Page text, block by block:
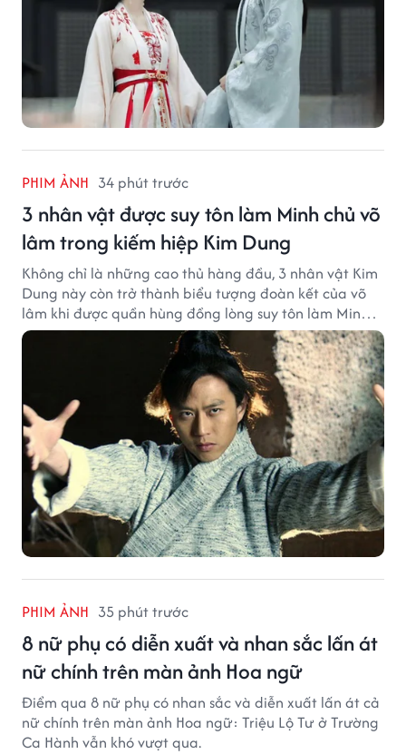
PHIM ẢNH 34 phút trước
3 nhân vật được suy tôn làm Minh chủ võ
lâm trong kiếm hiệp Kim Dung
Không chỉ là những cao thủ hàng đầu, 3 nhân vật Kim
Dung này còn trở thành biểu tượng đoàn kết của võ
lâm khi được quần hùng đồng lòng suy tôn làm Minh
chủ.
PHIM ẢNH 35 phút trước
8 nữ phụ có diễn xuất và nhan sắc lấn át
nữ chính trên màn ảnh Hoa ngữ
Điểm qua 8 nữ phụ có nhan sắc và diễn xuất lấn át cả
nữ chính trên màn ảnh Hoa ngữ: Triệu Lộ Tư ở Trường
Ca Hành vẫn khó vượt qua.